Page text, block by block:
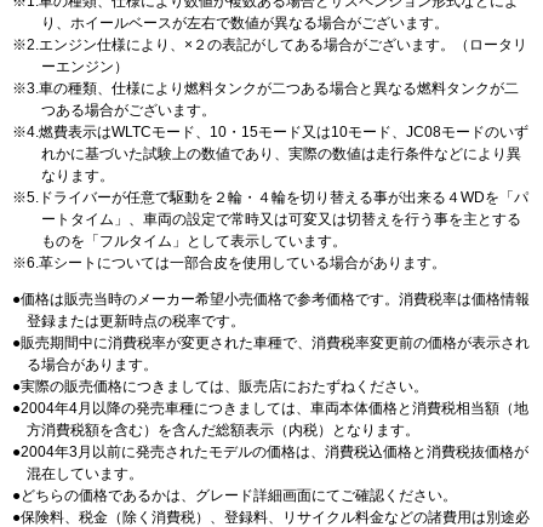
り、ホイールベースが左右で数値が異なる場合がございます。
2.エンジン仕様により、×２の表記がしてある場合がございます。（ロータリ
ーエンジン）
3.車の種類、仕様により燃料タンクが二つある場合と異なる燃料タンクが二
つある場合がございます。
4.燃費表示はWLTCモード、10・15モード又は10モード、JC08モードのいず
れかに基づいた試験上の数値であり、実際の数値は走行条件などにより異
なります。
5.ドライバーが任意で駆動を２輪・４輪を切り替える事が出来る４WDを「パ
ートタイム」、車両の設定で常時又は可変又は切替えを行う事を主とする
ものを「フルタイム」として表示しています。
6.革シートについては一部合皮を使用している場合があります。
価格は販売当時のメーカー希望小売価格で参考価格です。消費税率は価格情報
登録または更新時点の税率です。
販売期間中に消費税率が変更された車種で、消費税率変更前の価格が表示され
る場合があります。
実際の販売価格につきましては、販売店におたずねください。
2004年4月以降の発売車種につきましては、車両本体価格と消費税相当額（地
方消費税額を含む）を含んだ総額表示（内税）となります。
2004年3月以前に発売されたモデルの価格は、消費税込価格と消費税抜価格が
混在しています。
どちらの価格であるかは、グレード詳細画面にてご確認ください。
保険料、税金（除く消費税）、登録料、リサイクル料金などの諸費用は別途必